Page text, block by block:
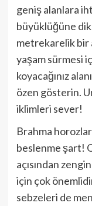
geniş alanlara
büyüklüğüne
metrekarelik bir
yaşam sürmesi
koyacağınız
özen gösterin.
iklimleri sever!
Brahma
beslenme şart!
açısından
için çok
sebzeleri de